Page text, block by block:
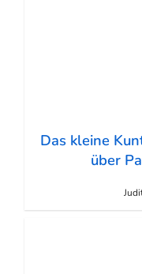
Das kleine
über